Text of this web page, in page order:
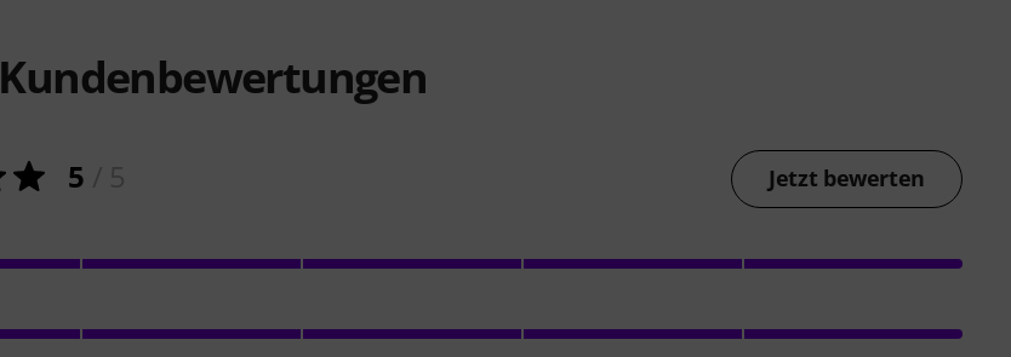
Kundenbewertungen
5 Jetzt bewerten